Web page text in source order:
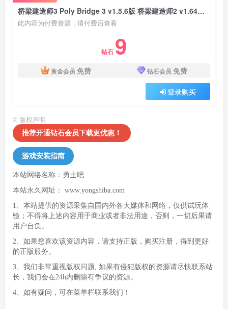
桥梁建造师3 Poly Bridge 3 v1.5.6版 桥梁建造师2 v1.64版 桥梁建造师1 v1.1.0版 官方中文
此内容为付费资源，请付费后查看
钻石 9
黄金会员 免费 钻石会员 免费
登录购买
© 版权声明
推荐开通钻石会员下载更优惠！
游戏安装指南
本站网络名称：勇士吧
本站永久网址： www.yongshiba.com
1、本站提供的资源采集自国内外各大媒体和网络，仅供试玩体
验；不得将上述内容用于商业或者非法用途，否则，一切后果请
用户自负。
2、如果您喜欢该资源内容，请支持正版，购买注册，得到更好
的正版服务。
3、我们非常重视版权问题, 如果有侵犯版权的资源请尽快联系站
长，我们会在24h内删除有争议的资源。
4、如有疑问，可在菜单栏联系我们！